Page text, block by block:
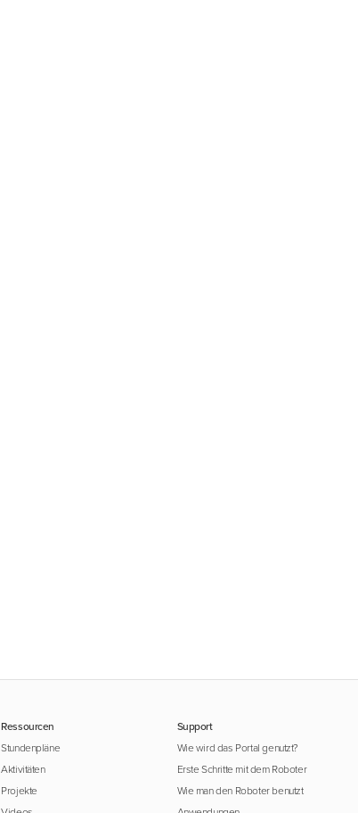
Ressourcen
Stundenpläne
Aktivitäten
Projekte
Support
Wie wird das Portal genutzt?
Erste Schritte mit dem Roboter
Wie man den Roboter benutzt